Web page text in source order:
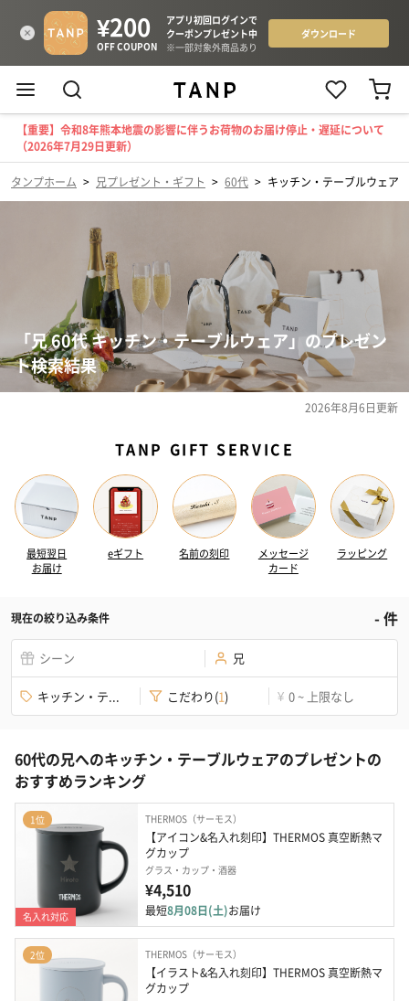
【重要】令和8年熊本地震の影響に伴うお荷物のお届け停止・遅延について
（2026年7月29日更新）
タンプホーム > 兄プレゼント・ギフト > 60代 > キッチン・テーブルウェア
「兄 60代 キッチン・テーブルウェア」のプレゼン
ト検索結果
2026年8月6日更新
TANP GIFT SERVICE
最短翌日
お届け
eギフト 名前の刻印
メッセージ
カード
ラッピング
現在の絞り込み条件 -件
シーン 兄
キッチン・テ... こだわり(1) ¥ 0 ~ 上限なし
60代の兄へのキッチン・テーブルウェアのプレゼントの
おすすめランキング
1位
名入れ対応
THERMOS（サーモス）
【アイコン&名入れ刻印】THERMOS 真空断熱マ
グカップ
グラス・カップ・酒器
¥4,510
最短8月08日(土)お届け
2位 THERMOS（サーモス）
【イラスト&名入れ刻印】THERMOS 真空断熱マ
グカップ